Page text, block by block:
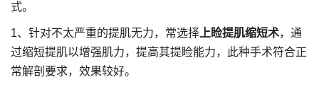
式。
1、针对不太严重的提肌无力，常选择 上睑提肌缩短术，通
过缩短提肌以增强肌力，提高其提睑能力，此种手术符合正
常解剖要求，效果较好。